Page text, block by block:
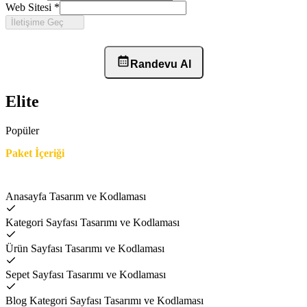
Web Sitesi *
İletişime Geç
Randevu Al
Elite
Popüler
Paket İçeriği
Anasayfa Tasarım ve Kodlaması
Kategori Sayfası Tasarımı ve Kodlaması
Ürün Sayfası Tasarımı ve Kodlaması
Sepet Sayfası Tasarımı ve Kodlaması
Blog Kategori Sayfası Tasarımı ve Kodlaması